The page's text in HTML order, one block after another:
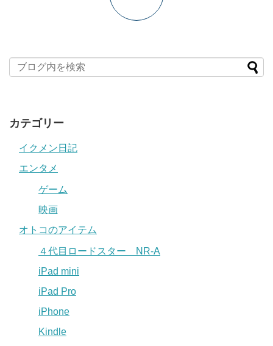
カテゴリー
イクメン日記
エンタメ
ゲーム
映画
オトコのアイテム
４代目ロードスター NR-A
iPad mini
iPad Pro
iPhone
Kindle